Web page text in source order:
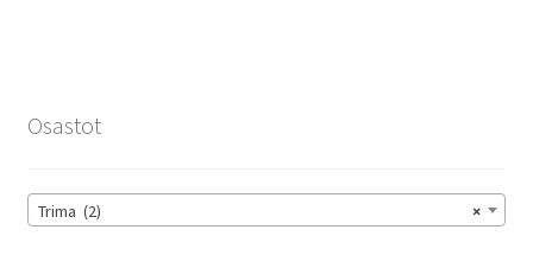
sivulla.
Osastot
×
Trima (2)